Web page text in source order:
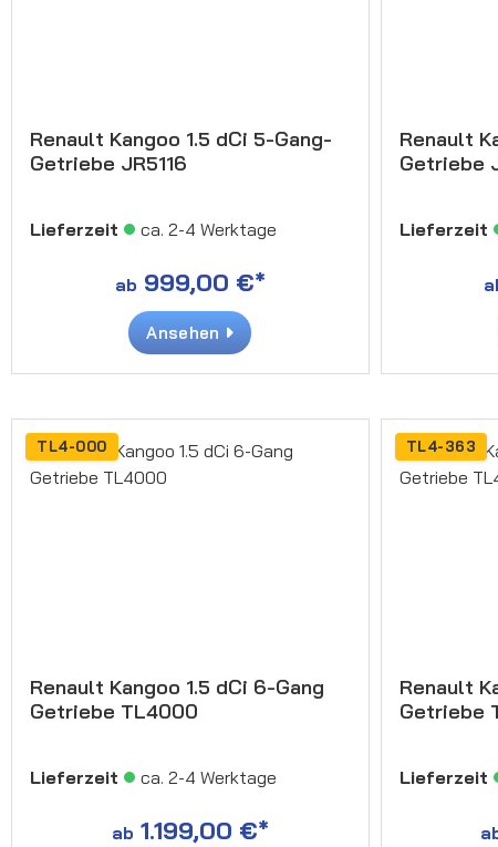
Renault Kangoo 1.5 dCi 5-Gang-
Getriebe JR5116
Lieferzeit ca. 2-4 Werktage
ab 999,00 €*
Ansehen
Renault
Getriebe
Lieferzeit
TL4-000
Renault Kangoo 1.5 dCi 6-Gang
Getriebe TL4000
Lieferzeit ca. 2-4 Werktage
ab 1.199,00 €*
TL4-363
Renault
Getriebe
Lieferzeit